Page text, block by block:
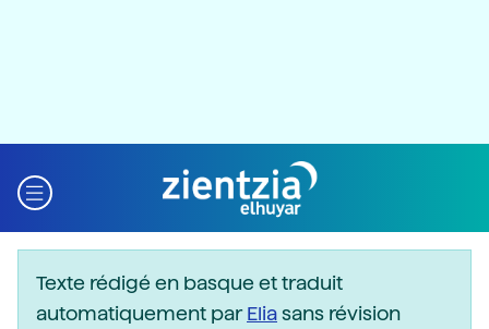
Texte rédigé en basque et traduit
automatiquement parEliasans révision